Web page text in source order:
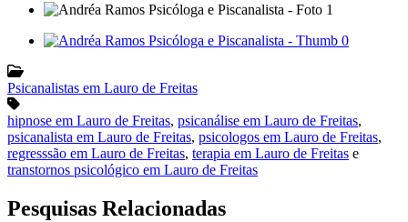
Psicanalistas em Lauro de Freitas
hipnose em Lauro de Freitas, psicanálise em Lauro de Freitas,
psicanalista em Lauro de Freitas, psicologos em Lauro de Freitas,
regresssão em Lauro de Freitas, terapia em Lauro de Freitas e
transtornos psicológico em Lauro de Freitas
Pesquisas Relacionadas